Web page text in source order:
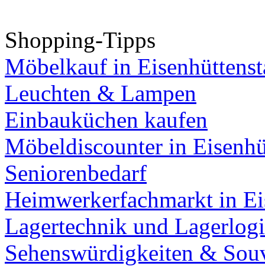
Shopping-Tipps
Möbelkauf in
Leuchten & Lampen
Einbauküchen kaufen
Möbeldiscounter in
Seniorenbedarf
Heimwerkerfachmarkt in
Lagertechnik und
Sehenswürdigkeiten &